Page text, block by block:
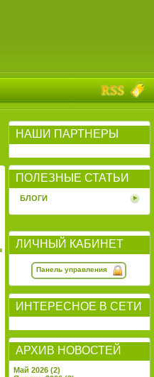
НАШИ ПАРТНЕРЫ
ПОЛЕЗНЫЕ СТАТЬИ
БЛОГИ
ЛИЧНЫЙ КАБИНЕТ
Панель управления
ИНТЕРЕСНОЕ В СЕТИ
АРХИВ НОВОСТЕЙ
Май 2026 (2)